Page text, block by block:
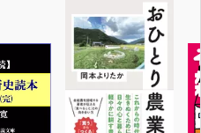
けた孫子を理解するチャン
ある本作で、史上最高
、
術を手に入れましょう。